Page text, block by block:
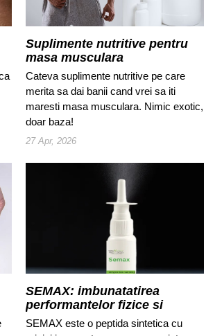
Suplimente nutritive pentru
masa musculara
Cateva suplimente nutritive pe care
merita sa dai banii cand vrei sa iti
maresti masa musculara. Nimic exotic,
doar baza!
27 Apr, 2026
SEMAX: imbunatatirea
performantelor fizice si
mintale
SEMAX este o peptida sintetica cu